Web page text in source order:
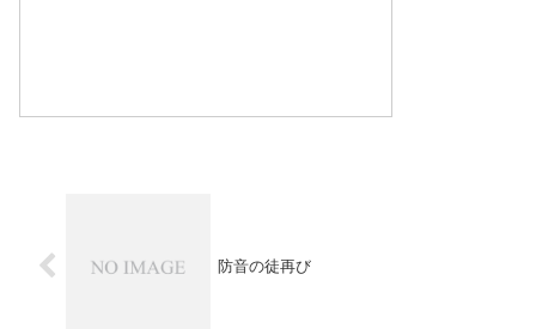
防音の徒再び